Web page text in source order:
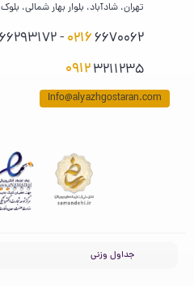
تهران، شادآباد، بلوار بهار شمالی، بلوک B، پلاک 12
02166670062 - 02166293172
09123211235
Info@alyazhgostaran.com
جداول وزنی